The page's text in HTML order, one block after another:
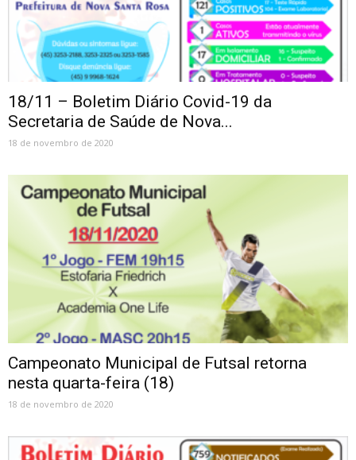
18/11 – Boletim Diário Covid-19 da
Secretaria de Saúde de Nova...
18 de novembro de 2020
Campeonato Municipal de Futsal retorna
nesta quarta-feira (18)
18 de novembro de 2020